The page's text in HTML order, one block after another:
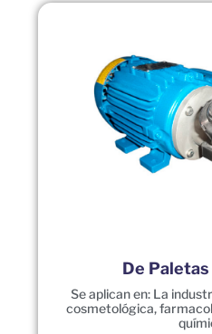
De
Se aplican en: La
cosmetológica,